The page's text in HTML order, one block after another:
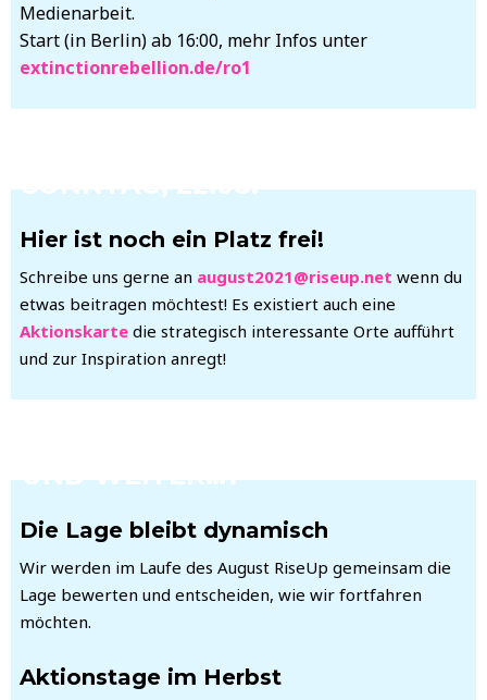
Medienarbeit.
Start (in Berlin) ab 16:00, mehr Infos unter
extinctionrebellion.de/ro1
SONNTAG, 22.08.
Hier ist noch ein Platz frei!
Schreibe uns gerne an august2021@riseup.net wenn du
etwas beitragen möchtest! Es existiert auch eine
Aktionskarte die strategisch interessante Orte aufführt
und zur Inspiration anregt!
UND WEITER…?
Die Lage bleibt dynamisch
Wir werden im Laufe des August RiseUp gemeinsam die
Lage bewerten und entscheiden, wie wir fortfahren
möchten.
Aktionstage im Herbst